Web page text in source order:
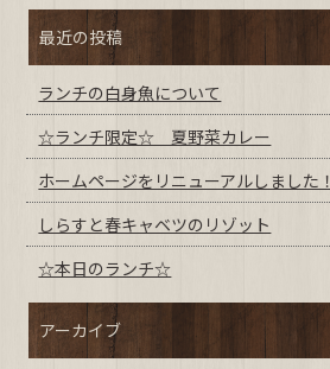
最近の投稿
ランチの白身魚について
☆ランチ限定☆ 夏野菜カレー
ホームページをリニューアルしました！
しらすと春キャベツのリゾット
☆本日のランチ☆
アーカイブ